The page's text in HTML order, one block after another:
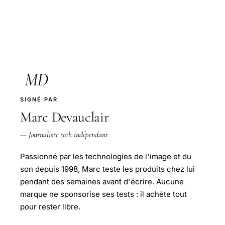
MD
SIGNÉ PAR
Marc Devauclair
— Journaliste tech indépendant
Passionné par les technologies de l'image et du
son depuis 1998, Marc teste les produits chez lui
pendant des semaines avant d'écrire. Aucune
marque ne sponsorise ses tests : il achète tout
pour rester libre.